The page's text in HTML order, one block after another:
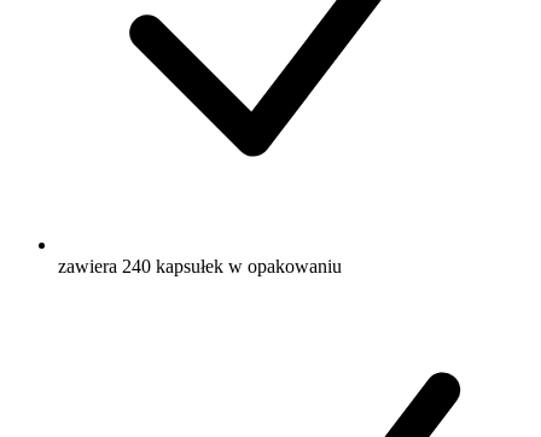
zawiera 240 kapsułek w opakowaniu